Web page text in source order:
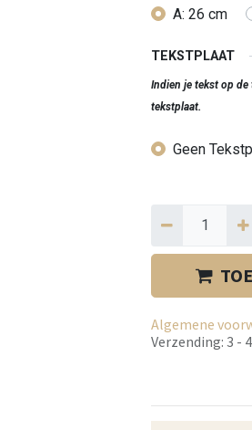
A: 26 cm
TEKSTPLAAT
Indien je tekst op de
tekstplaat.
Geen
Algemene
Verzending: 3 -